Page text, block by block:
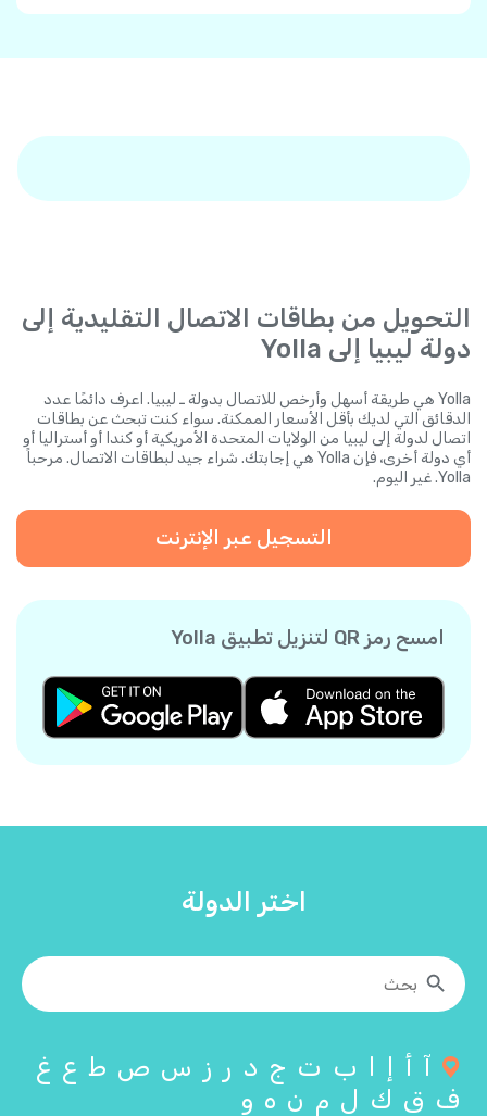
التحويل من بطاقات الاتصال التقليدية إلى
دولة ليبيا إلى Yolla
Yolla هي طريقة أسهل وأرخص للاتصال بدولة ـ ليبيا. اعرف دائمًا عدد
الدقائق التي لديك بأقل الأسعار الممكنة. سواء كنت تبحث عن بطاقات
اتصال لدولة إلى ليبيا من الولايات المتحدة الأمريكية أو كندا أو أستراليا أو
أي دولة أخرى، فإن Yolla هي إجابتك. شراء جيد لبطاقات الاتصال. مرحباً
Yolla. غير اليوم.
التسجيل عبر الإنترنت
امسح رمز QR لتنزيل تطبيق Yolla
اختر الدولة
آ أ إ ا ب ت ج د ر ز س ص ط ع غ
ف ق ك ل م ن ه و